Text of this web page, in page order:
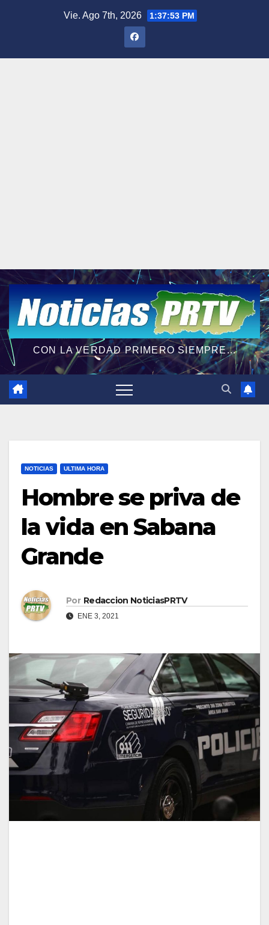
Vie. Ago 7th, 2026 1:37:54 PM
CON LA VERDAD PRIMERO SIEMPRE...
NOTICIAS ULTIMA HORA
Hombre se priva de
la vida en Sabana
Grande
Por Redaccion NoticiasPRTV
ENE 3, 2021